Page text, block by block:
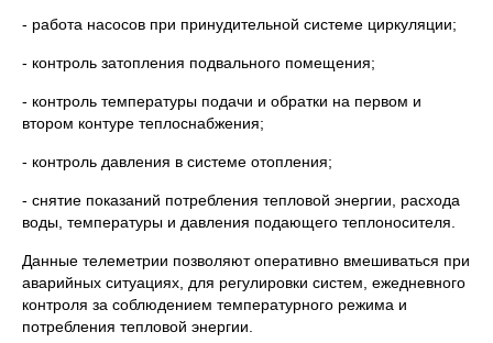
- работа насосов при принудительной системе циркуляции;
- контроль затопления подвального помещения;
- контроль температуры подачи и обратки на первом и
втором контуре теплоснабжения;
- контроль давления в системе отопления;
- снятие показаний потребления тепловой энергии, расхода
воды, температуры и давления подающего теплоносителя.
Данные телеметрии позволяют оперативно вмешиваться при
аварийных ситуациях, для регулировки систем, ежедневного
контроля за соблюдением температурного режима и
потребления тепловой энергии.